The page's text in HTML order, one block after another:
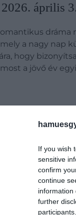
If you wish
sensitive
confirm
continue
information
further
április
dráma
a nagy nap
hogy
a jövő év
olyat tesz
tavasza)